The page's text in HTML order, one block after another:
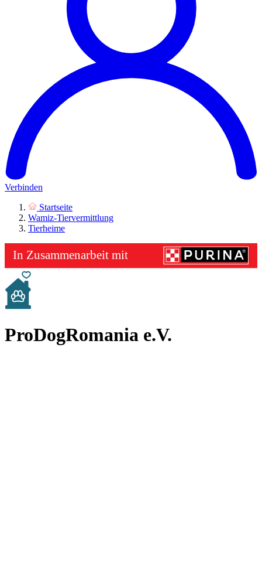
Verbinden
Startseite
Wamiz-Tiervermittlung
Tierheime
ProDogRomania e.V.